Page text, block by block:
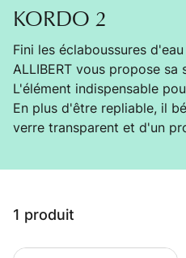
KORDO 2
Fini les éclaboussures
ALLIBERT vous propose sa
L'élément indispensable
En plus d'être repliable, il
verre transparent et d'un
Liste des produits
1 produit